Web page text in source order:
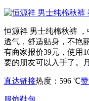
恒源祥 男士纯棉秋裤
透气，舒适贴身，不艳
有商家报价39元，使用
要的朋友可以入手了。
直达链接热度：596 ℃
服饰鞋包